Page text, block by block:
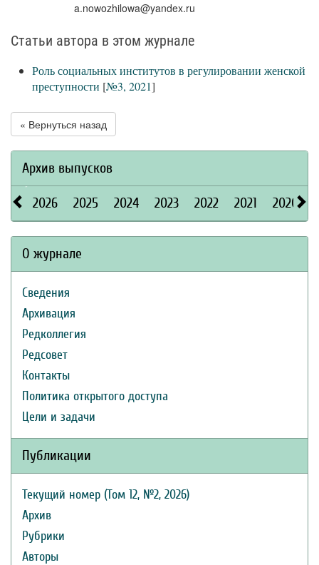
a.nowozhilowa@yandex.ru
Статьи автора в этом журнале
Роль социальных институтов в регулировании женской
преступности [№3, 2021]
« Вернуться назад
Архив выпусков
2026 2025 2024 2023 2022 2021 2020
О журнале
Сведения
Архивация
Редколлегия
Редсовет
Контакты
Политика открытого доступа
Цели и задачи
Публикации
Текущий номер (Том 12, №2, 2026)
Архив
Рубрики
Авторы